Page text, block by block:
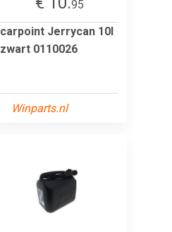
95
carpoint Jerrycan 10l
zwart 0110026
Winparts.nl